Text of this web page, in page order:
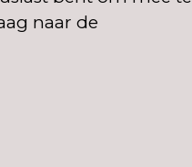
naar de